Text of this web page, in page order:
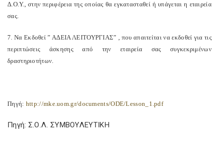
Δ.Ο.Υ., στην περιφέρεια της οποίας θα εγκατασταθεί ή υπάγεται η εταιρεία
σας.
7. Να Εκδοθεί ” ΑΔΕΙΑ ΛΕΙΤΟΥΡΓΙΑΣ” , που απαιτείται να εκδοθεί για τις
περιπτώσεις άσκησης από την εταιρεία σας συγκεκριμένων
δραστηριοτήτων.
Πηγή: http://mke.uom.gr/documents/ODE/Lesson_1.pdf
Πηγή: Σ.Ο.Λ. ΣΥΜΒΟΥΛΕΥΤΙΚΗ